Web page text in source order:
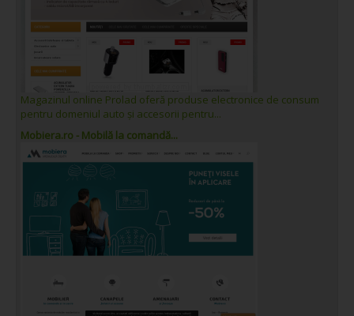
Magazinul online Prolad oferă produse electronice de consum
pentru domeniul auto și accesorii pentru...
Mobiera.ro - Mobilă la comandă...